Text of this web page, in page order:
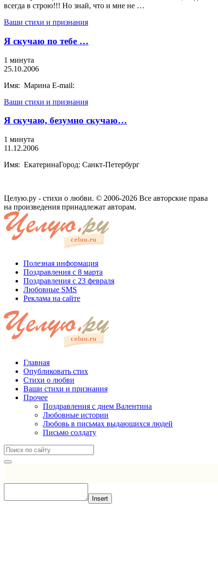
всегда в строю!!! Но знай, что и мне не …
Ваши стихи и признания
Я скучаю по тебе …
1 минута
25.10.2006
Имя: Марина E-mail:
Ваши стихи и признания
Я скучаю, безумно скучаю…
1 минута
11.12.2006
Имя: ЕкатеринаГород: Санкт-Петербург
Целую.ру - стихи о любви. © 2006-2026 Все авторские права
на произведения принадлежат авторам.
Полезная информация
Поздравления с 8 марта
Поздравления с 23 февраля
Любовные SMS
Реклама на сайте
Главная
Опубликовать стих
Стихи о любви
Ваши стихи и признания
Прочее
Поздравления с днем Валентина
Любовные истории
Любовь в письмах выдающихся людей
Письмо солдату
Insert